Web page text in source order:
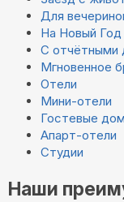
Для
На Новый Год
С отчётными
Мгновенное
Отели
Мини-отели
Гостевые
Апарт-отели
Студии
Наши